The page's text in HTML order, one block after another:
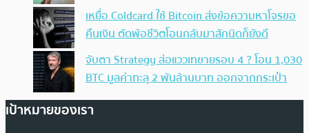
เหยื่อ Coldcard ใช้ Bitcoin ส่งข้อความหาโจรขอ
คืนเงิน ตัดพ้อชีวิตโอนกลับมาสักนิดก็ยังดี
จับตา Strategy ส่อแววเทขายรอบ 4 ? โอน 1,030
BTC มูลค่าทะลุ 2 พันล้านบาท ออกจากกระเป๋า
เป้าหมายของเรา